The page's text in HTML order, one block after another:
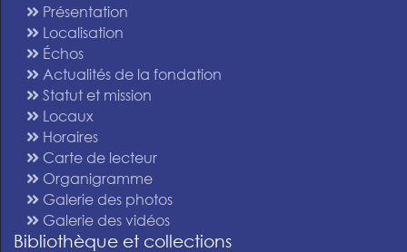
Présentation
Localisation
Échos
Actualités de la fondation
Statut et mission
Locaux
Horaires
Carte de lecteur
Organigramme
Galerie des photos
Galerie des vidéos
Bibliothèque et collections